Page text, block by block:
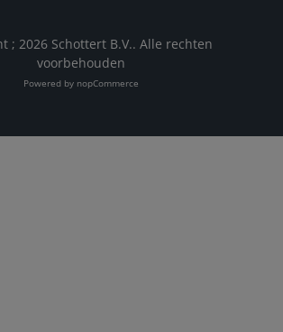
; 2026 Schottert B.V.. Alle rechten
voorbehouden
Powered by nopCommerce